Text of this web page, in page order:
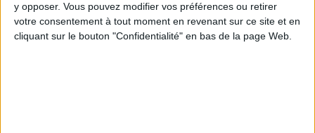
y opposer. Vous pouvez modifier vos préférences ou retirer
votre consentement à tout moment en revenant sur ce site et en
cliquant sur le bouton "Confidentialité" en bas de la page Web.